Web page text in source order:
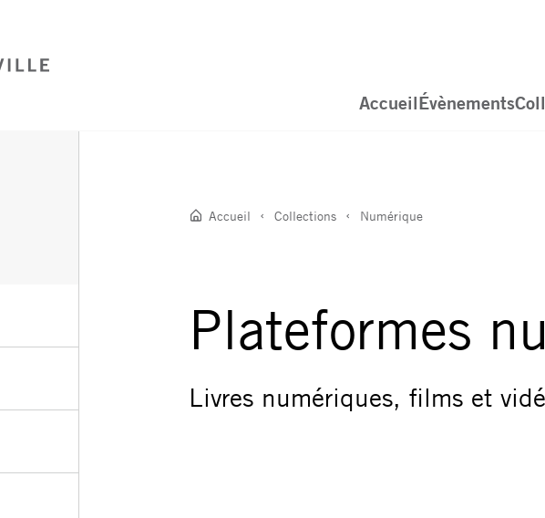
AccueilÉvènements
Accueil Collections Numérique
Plateformes
Livres numériques, films et